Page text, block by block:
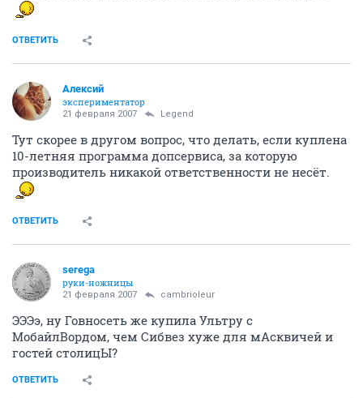
ОТВЕТИТЬ
Алексий
экспериментатор
21 февраля 2007 Legend
Тут скорее в другом вопрос, что делать, если куплена
10-летняя программа допсервиса, за которую
производитель никакой ответственности не несёт.
ОТВЕТИТЬ
serega
руки-ножницы
21 февраля 2007 cambrioleur
ЭЭЭэ, ну Говносеть же купила Ультру с
МобайлВордом, чем Сибвез хуже для мАсквичей и
гостей столицЫ?
ОТВЕТИТЬ